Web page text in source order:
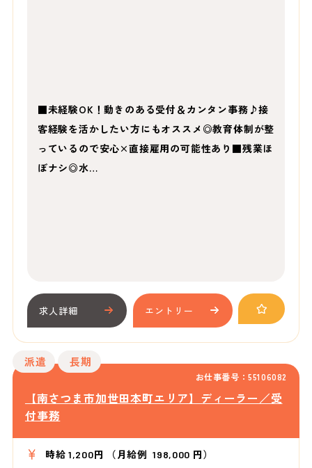
■未経験OK！動きのある受付＆カンタン事務♪接
客経験を活かしたい方にもオススメ◎教育体制が整
っているので安心×直接雇用の可能性あり■残業ほ
ぼナシ◎水…
求人詳細 エントリー
お仕事番号：55106082
派遣 長期
【南さつま市加世田本町エリア】ディーラー／受
付事務
時給 1,200円 （月給例 198,000 円）